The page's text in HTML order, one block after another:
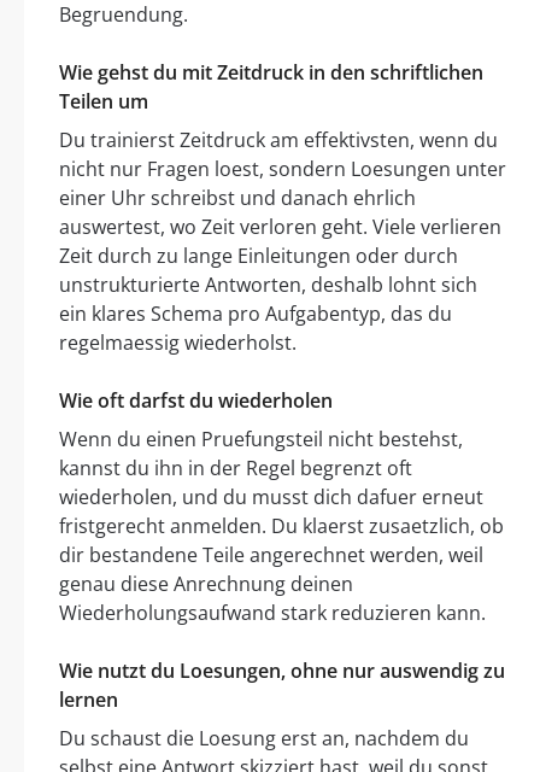
Begruendung.
Wie gehst du mit Zeitdruck in den schriftlichen
Teilen um
Du trainierst Zeitdruck am effektivsten, wenn du
nicht nur Fragen loest, sondern Loesungen unter
einer Uhr schreibst und danach ehrlich
auswertest, wo Zeit verloren geht. Viele verlieren
Zeit durch zu lange Einleitungen oder durch
unstrukturierte Antworten, deshalb lohnt sich
ein klares Schema pro Aufgabentyp, das du
regelmaessig wiederholst.
Wie oft darfst du wiederholen
Wenn du einen Pruefungsteil nicht bestehst,
kannst du ihn in der Regel begrenzt oft
wiederholen, und du musst dich dafuer erneut
fristgerecht anmelden. Du klaerst zusaetzlich, ob
dir bestandene Teile angerechnet werden, weil
genau diese Anrechnung deinen
Wiederholungsaufwand stark reduzieren kann.
Wie nutzt du Loesungen, ohne nur auswendig zu
lernen
Du schaust die Loesung erst an, nachdem du